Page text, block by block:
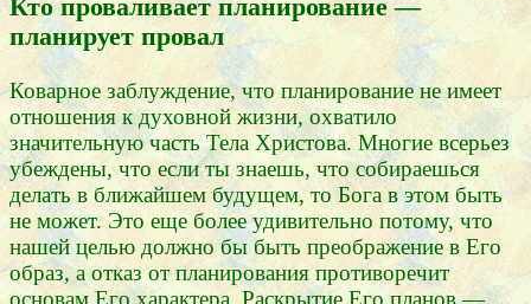
Кто проваливает планирование —
планирует провал
Коварное заблуждение, что планирование не имеет
отношения к духовной жизни, охватило
значительную часть Тела Христова. Многие всерьез
убеждены, что если ты знаешь, что собираешься
делать в ближайшем будущем, то Бога в этом быть
не может. Это еще более удивительно потому, что
нашей целью должно бы быть преображение в Его
образ, а отказ от планирования противоречит
основам Его характера. Раскрытие Его планов —